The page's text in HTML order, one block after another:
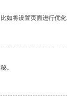
如将设置页面进行优
。